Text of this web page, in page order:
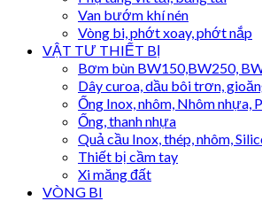
Van bướm khí nén
Vòng bi, phớt xoay, phớt nắp
VẬT TƯ THIẾT BỊ
Bơm bùn BW150,BW250,
Dây curoa, dầu bôi trơn,
Ống Inox, nhôm, Nhôm nhựa,
Ống, thanh nhựa
Quả cầu Inox, thép, nhôm,
Thiết bị cầm tay
Xi măng đất
VÒNG BI